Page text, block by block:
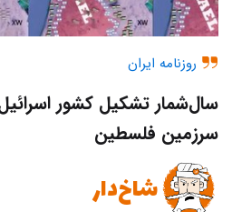
روزنامه ایران
سال‌شمار تشکیل کشور
سرزمین فلسطین
شاخ‌دار